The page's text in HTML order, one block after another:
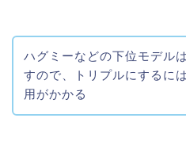
ハグミーなどの下位モデル
すので、トリプルにするに
用がかかる